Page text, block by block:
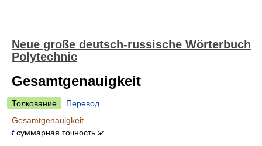
Neue große deutsch-russische Wörterbuch
Polytechnic
Gesamtgenauigkeit
Толкование
Перевод
Gesamtgenauigkeit
fсуммарная точность ж.